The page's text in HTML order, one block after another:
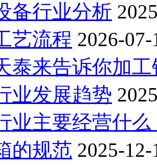
备行业分析
艺流程 2026-07-
泰来告诉你加
业发展趋势
业主要经营什么
的规范 2025-12-